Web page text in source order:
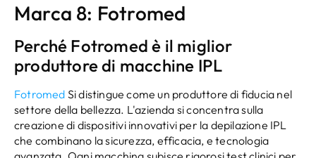
Marca 8: Fotromed
Perché Fotromed è il miglior
produttore di macchine IPL
Fotromed Si distingue come un produttore di fiducia nel
settore della bellezza. L'azienda si concentra sulla
creazione di dispositivi innovativi per la depilazione IPL
che combinano la sicurezza, efficacia, e tecnologia